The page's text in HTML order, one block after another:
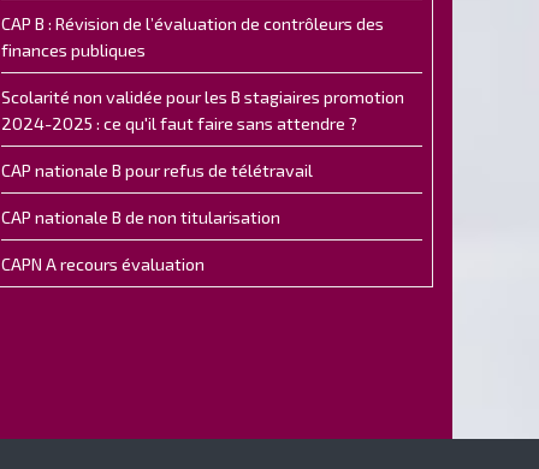
CAP B : Révision de l’évaluation de contrôleurs des
finances publiques
Scolarité non validée pour les B stagiaires promotion
2024-2025 : ce qu'il faut faire sans attendre ?
CAP nationale B pour refus de télétravail
CAP nationale B de non titularisation
CAPN A recours évaluation